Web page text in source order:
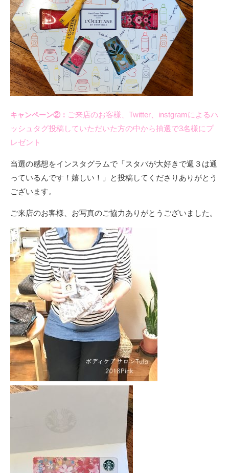
キャンペーン②： ご来店のお客様、Twitter、instgramによるハ
ッシュタグ投稿していただいた方の中から抽選で3名様にプ
レゼント
当選の感想をインスタグラムで「スタバが大好きで週３は通
っているんです！嬉しい！」と投稿してくださりありがとう
ございます。
ご来店のお客様、お写真のご協力ありがとうございました。